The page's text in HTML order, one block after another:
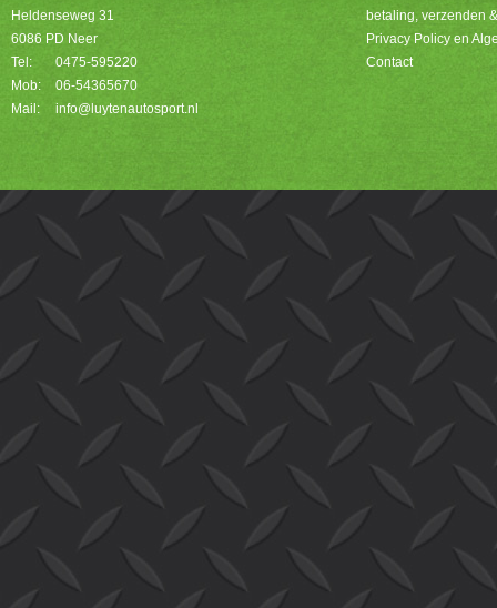
Heldenseweg 31
6086 PD Neer
Tel:
0475-595220
Mob:
06-54365670
Mail:
info@luytenautosport.nl
betaling, verzenden
Privacy Policy en
Contact